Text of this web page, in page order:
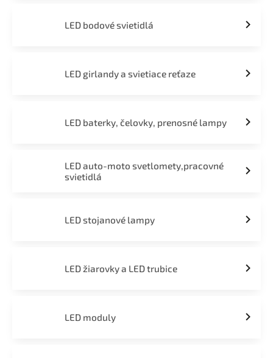
LED bodové svietidlá
LED girlandy a svietiace reťaze
LED baterky, čelovky, prenosné lampy
LED auto-moto svetlomety,pracovné
svietidlá
LED stojanové lampy
LED žiarovky a LED trubice
LED moduly